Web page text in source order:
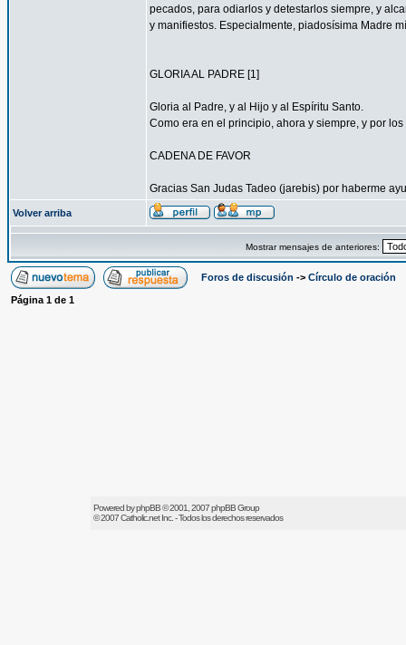
pecados, para odiarlos y detestarlos siempre, y
y manifiestos. Especialmente, piadosísima Madre
GLORIA AL PADRE [1]
Gloria al Padre, y al Hijo y al Espíritu Santo.
Como era en el principio, ahora y siempre, y por
CADENA DE FAVOR
Gracias San Judas Tadeo (jarebis) por haberme
Volver arriba
Mostrar mensajes de anteriores:
Foros de discusión -> Círculo de oración
Página 1 de 1
Powered byphpBB© 2001, 2007 phpBB Group
© 2007Catholic.netInc. - Todos los derechos reservados